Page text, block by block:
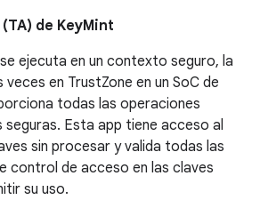
de KeyMint
ejecuta en un contexto seguro, la
veces en TrustZone en un SoC de
todas las operaciones
Esta app tiene acceso al
sin procesar y valida todas las
control de acceso en las claves
su uso.